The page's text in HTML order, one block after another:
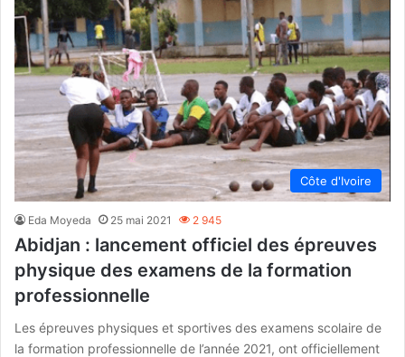
Côte d'Ivoire
Eda Moyeda 25 mai 2021 2 945
Abidjan : lancement officiel des épreuves
physique des examens de la formation
professionnelle
Les épreuves physiques et sportives des examens scolaire de
la formation professionnelle de l’année 2021, ont officiellement